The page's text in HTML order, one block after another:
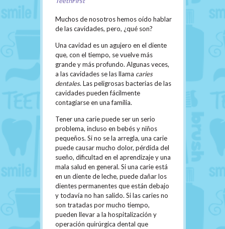
Muchos de nosotros hemos oído hablar
de las cavidades, pero, ¿qué son?
Una cavidad es un agujero en el diente
que, con el tiempo, se vuelve más
grande y más profundo. Algunas veces,
a las cavidades se las llama caries
dentales. Las peligrosas bacterias de las
cavidades pueden fácilmente
contagiarse en una familia.
Tener una carie puede ser un serio
problema, incluso en bebés y niños
pequeños. Si no se la arregla, una carie
puede causar mucho dolor, pérdida del
sueño, dificultad en el aprendizaje y una
mala salud en general. Si una carie está
en un diente de leche, puede dañar los
dientes permanentes que están debajo
y todavía no han salido. Si las caries no
son tratadas por mucho tiempo,
pueden llevar a la hospitalización y
operación quirúrgica dental que